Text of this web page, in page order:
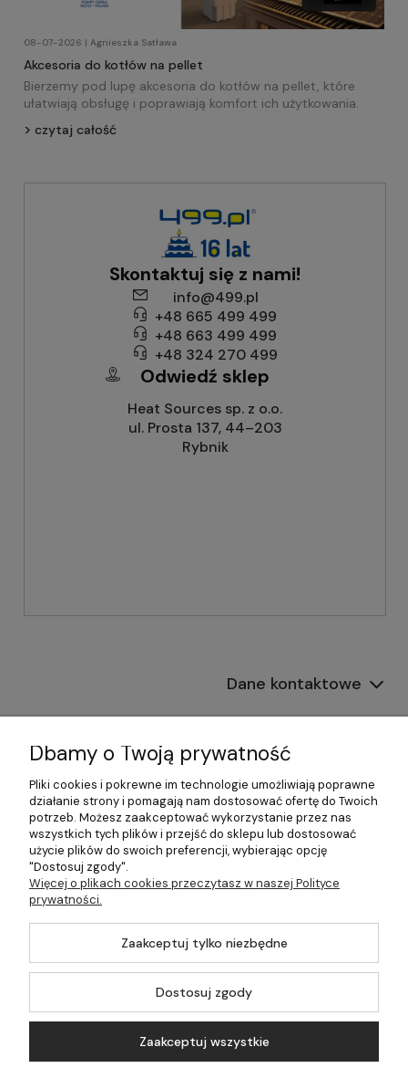
08-07-2026 | Agnieszka Satława
Akcesoria do kotłów na pellet
Bierzemy pod lupę akcesoria do kotłów na pellet, które
ułatwiają obsługę i poprawiają komfort ich użytkowania.
czytaj całość
Skontaktuj się z nami!
info@499.pl
+48 665 499 499
+48 663 499 499
+48 324 270 499
Odwiedź sklep
Heat Sources sp. z o.o.
ul. Prosta 137, 44–203
Rybnik
Dane kontaktowe
Informacje
Płatności i dostawa
Pomoc
Moje konto
©2026 Wszelkie Prawa Zastrzeżone | 499.pl - najlepszy sklep z
Dbamy o Twoją prywatność
Pliki cookies i pokrewne im technologie umożliwiają poprawne
działanie strony i pomagają nam dostosować ofertę do Twoich
potrzeb. Możesz zaakceptować wykorzystanie przez nas
wszystkich tych plików i przejść do sklepu lub dostosować
użycie plików do swoich preferencji, wybierając opcję
"Dostosuj zgody".
Więcej o plikach cookies przeczytasz w naszej Polityce
prywatności.
Zaakceptuj tylko niezbędne
Dostosuj zgody
Zaakceptuj wszystkie